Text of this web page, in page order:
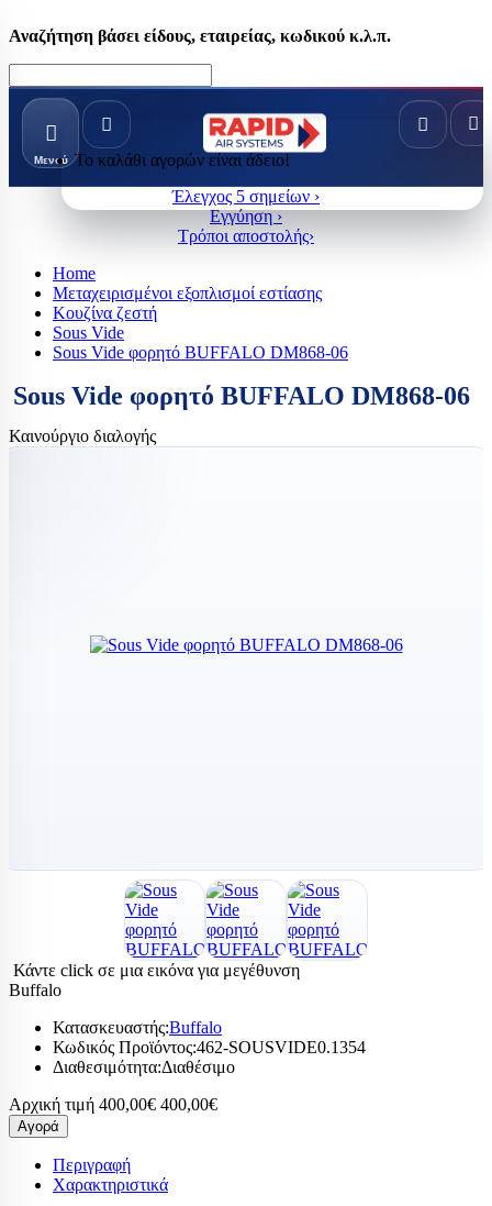
Αναζήτηση βάσει είδους, εταιρείας, κωδικού κ.λ.π.
Μενού Το καλάθι αγορών είναι άδειο!
Έλεγχος 5 σημείων ›
Εγγύηση ›
Τρόποι αποστολής›
Home
Μεταχειρισμένοι εξοπλισμοί εστίασης
Κουζίνα ζεστή
Sous Vide
Sous Vide φορητό BUFFALO DM868-06
Sous Vide φορητό BUFFALO DM868-06
Καινούργιο διαλογής
Κάντε click σε μια εικόνα για μεγέθυνση
Buffalo
Κατασκευαστής:Buffalo
Κωδικός Προϊόντος:462-SOUSVIDE0.1354
Διαθεσιμότητα:Διαθέσιμο
Αρχική τιμή 400,00€ 400,00€
Αγορά
Περιγραφή
Χαρακτηριστικά